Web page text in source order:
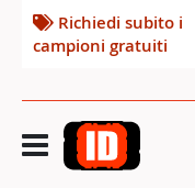
Richiedi subito i
campioni gratuiti
Toggle
Nav